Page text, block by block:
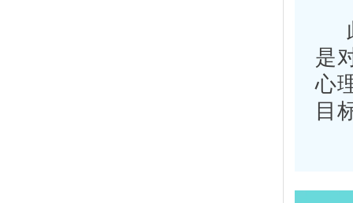
是
心
目